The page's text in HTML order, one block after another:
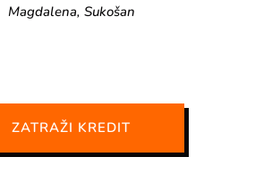
Magdalena, Sukošan
ZATRAŽI KREDIT